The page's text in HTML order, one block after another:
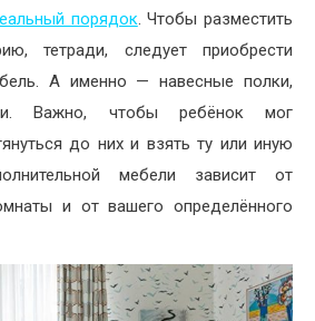
порядок. Чтобы разместить
тетради, следует приобрести
А именно — навесные полки,
Важно, чтобы ребёнок мог
до них и взять ту или иную
мебели зависит от
и от вашего определённого